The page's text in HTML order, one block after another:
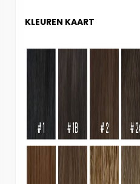
KLEUREN KAART